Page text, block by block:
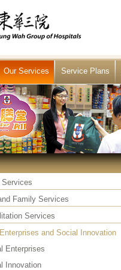
Our Services Service Plans
Services
Family Services
Services
and Social Innovation
Enterprises
Innovation